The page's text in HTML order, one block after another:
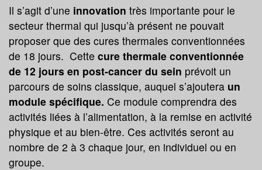
Il s’agit d’une innovation très importante pour le
secteur thermal qui jusqu’à présent ne pouvait
proposer que des cures thermales conventionnées
de 18 jours. Cette cure thermale conventionnée
de 12 jours en post-cancer du sein prévoit un
parcours de soins classique, auquel s’ajoutera un
module spécifique. Ce module comprendra des
activités liées à l’alimentation, à la remise en activité
physique et au bien-être. Ces activités seront au
nombre de 2 à 3 chaque jour, en individuel ou en
groupe.